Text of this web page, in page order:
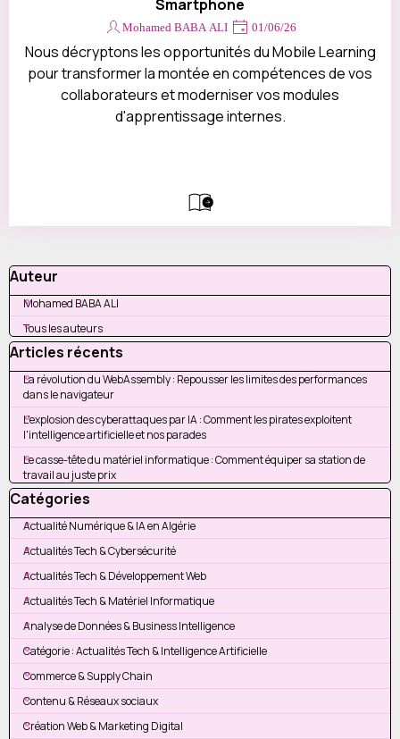
Smartphone
Mohamed BABA ALI 01/06/26
Nous décryptons les opportunités du Mobile Learning
pour transformer la montée en compétences de vos
collaborateurs et moderniser vos modules
d'apprentissage internes.
Sauter le bloc Auteur
Auteur
Mohamed BABA ALI
Tous les auteurs
Sauter le bloc Articles récents
Articles récents
La révolution du WebAssembly : Repousser les limites des performances
dans le navigateur
L'explosion des cyberattaques par IA : Comment les pirates exploitent
l'intelligence artificielle et nos parades
Le casse-tête du matériel informatique : Comment équiper sa station de
travail au juste prix
Sauter le bloc Catégories
Catégories
Actualité Numérique & IA en Algérie
Actualités Tech & Cybersécurité
Actualités Tech & Développement Web
Actualités Tech & Matériel Informatique
Analyse de Données & Business Intelligence
Catégorie : Actualités Tech & Intelligence Artificielle
Commerce & Supply Chain
Contenu & Réseaux sociaux
Création Web & Marketing Digital